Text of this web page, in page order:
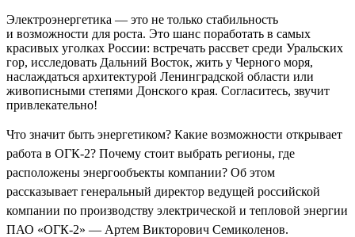
Электроэнергетика — это не только стабильность
и возможности для роста. Это шанс поработать в самых
красивых уголках России: встречать рассвет среди Уральских
гор, исследовать Дальний Восток, жить у Черного моря,
наслаждаться архитектурой Ленинградской области или
живописными степями Донского края. Согласитесь, звучит
привлекательно!
Что значит быть энергетиком? Какие возможности открывает
работа в ОГК-2? Почему стоит выбрать регионы, где
расположены энергообъекты компании? Об этом
рассказывает генеральный директор ведущей российской
компании по производству электрической и тепловой энергии
ПАО «ОГК-2» — Артем Викторович Семиколенов.